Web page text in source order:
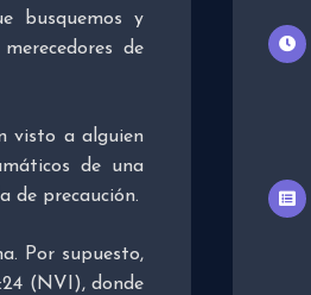
busquemos y
de
visto a alguien
de una
de precaución.
Por supuesto,
(NVI), donde